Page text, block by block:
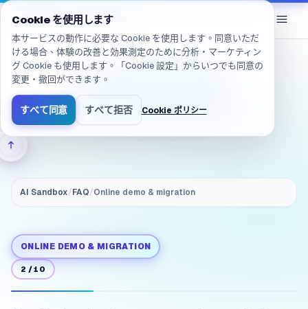
移動しました: /ja/products/ai-sandbox/faq/
eGroupAI/AI Sandbox
If we like the demo,
how do we move to
on‑prem AI Sandbox?
AI Sandbox/FAQ/Online demo & migration
ONLINE DEMO & MIGRATION
2 /10
Cookie を使用します
本サービスの動作に必要な Cookie を使用します。同意いただ
ける場合、体験の改善と効果測定のために分析・マーケティン
グ Cookie も使用します。「Cookie 設定」からいつでも同意の
変更・撤回ができます。
すべて同意 すべて拒否 Cookie ポリシー